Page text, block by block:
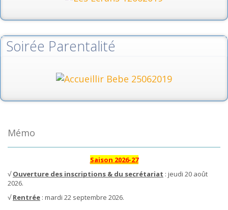
Soirée Parentalité
Mémo
Saison 2026-27
√Ouverture des inscriptions & du secrétariat : jeudi 20 août
2026.
√Rentrée : mardi 22 septembre 2026.